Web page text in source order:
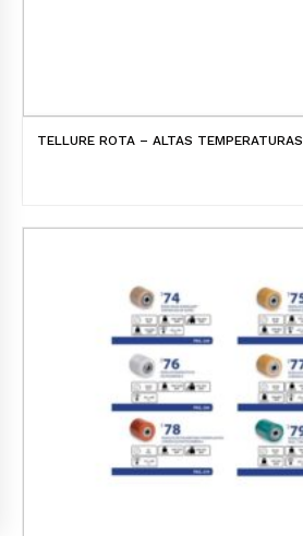
TELLURE ROTA – ALTAS TEMPERATURAS